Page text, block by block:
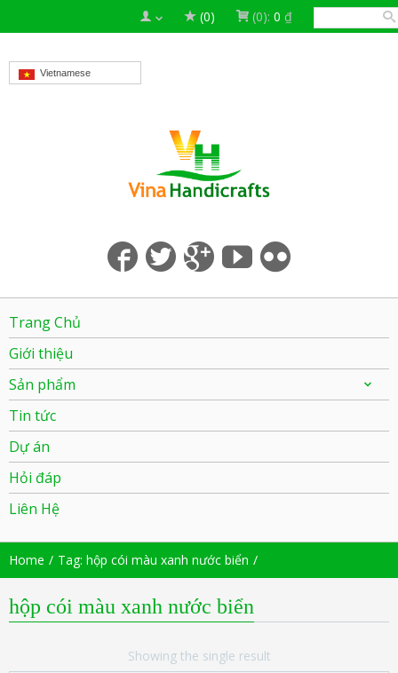
(0) (0): 0 ₫
Vietnamese
Trang Chủ
Giới thiệu
Sản phẩm
Tin tức
Dự án
Hỏi đáp
Liên Hệ
Home Tag: hộp cói màu xanh nước biển
hộp cói màu xanh nước biển
Showing the single result